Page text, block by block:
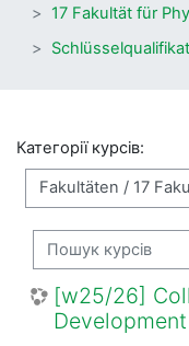
17 Fakultät für
Категорії курсів:
Пошук курсів
[w25/26]